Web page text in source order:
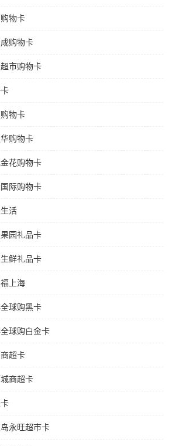
物卡
购物卡
市购物卡
物卡
购物卡
花购物卡
际购物卡
活
园礼品卡
鲜礼品卡
上海
球购黑卡
球购白金卡
超卡
商超卡
永旺超市卡